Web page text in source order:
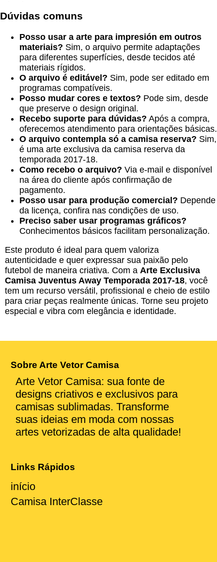
Dúvidas comuns
Posso usar a arte para impresión em outros
materiais? Sim, o arquivo permite adaptações
para diferentes superfícies, desde tecidos até
materiais rígidos.
O arquivo é editável? Sim, pode ser editado em
programas compatíveis.
Posso mudar cores e textos? Pode sim, desde
que preserve o design original.
Recebo suporte para dúvidas? Após a compra,
oferecemos atendimento para orientações básicas.
O arquivo contempla só a camisa reserva? Sim,
é uma arte exclusiva da camisa reserva da
temporada 2017-18.
Como recebo o arquivo? Via e-mail e disponível
na área do cliente após confirmação de
pagamento.
Posso usar para produção comercial? Depende
da licença, confira nas condições de uso.
Preciso saber usar programas gráficos?
Conhecimentos básicos facilitam personalização.
Este produto é ideal para quem valoriza
autenticidade e quer expressar sua paixão pelo
futebol de maneira criativa. Com a Arte Exclusiva
Camisa Juventus Away Temporada 2017-18, você
tem um recurso versátil, profissional e cheio de estilo
para criar peças realmente únicas. Torne seu projeto
especial e vibra com elegância e identidade.
Sobre Arte Vetor Camisa
Arte Vetor Camisa: sua fonte de
designs criativos e exclusivos para
camisas sublimadas. Transforme
suas ideias em moda com nossas
artes vetorizadas de alta qualidade!
Links Rápidos
início
Camisa InterClasse